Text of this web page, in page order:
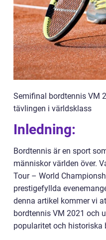
Semifinal bordtennis VM
tävlingen i världsklass
Inledning:
Bordtennis är en sport
människor världen över.
Tour – World
prestigefyllda
denna artikel kommer vi
bordtennis VM 2021 och
popularitet och historiska